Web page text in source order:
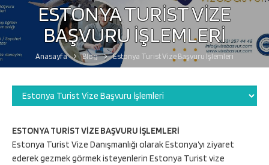
ESTONYA TURİST VİZE
BAŞVURU İŞLEMLERİ
Anasayfa Blog Estonya Turist Vize Başvuru İşlemleri
ESTONYA TURİST VİZE BAŞVURU İŞLEMLERİ
Estonya Turist Vize Danışmanlığı olarak Estonya’yı ziyaret
ederek gezmek görmek isteyenlerin Estonya Turist vize